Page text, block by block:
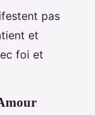
pas
et
foi et